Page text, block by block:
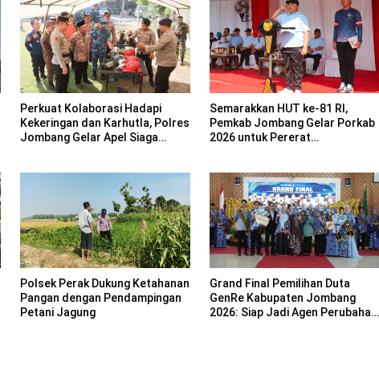
Perkuat Kolaborasi Hadapi
Kekeringan dan Karhutla, Polres
Jombang Gelar Apel Siaga
Semarakkan HUT ke-81 RI,
Pemkab Jombang Gelar Porkab
2026 untuk Pererat
Polsek Perak Dukung Ketahanan
Pangan dengan Pendampingan
Petani Jagung
Grand Final Pemilihan Duta
GenRe Kabupaten Jombang
2026: Siap Jadi Agen Perubahan